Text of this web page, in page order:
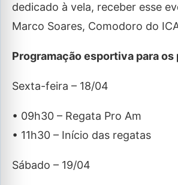
dedicado à vela, receber esse
Marco Soares, Comodoro do
Programação esportiva para os
Sexta-feira – 18/04
• 09h30 – Regata Pro Am
• 11h30 – Início das regatas
Sábado – 19/04